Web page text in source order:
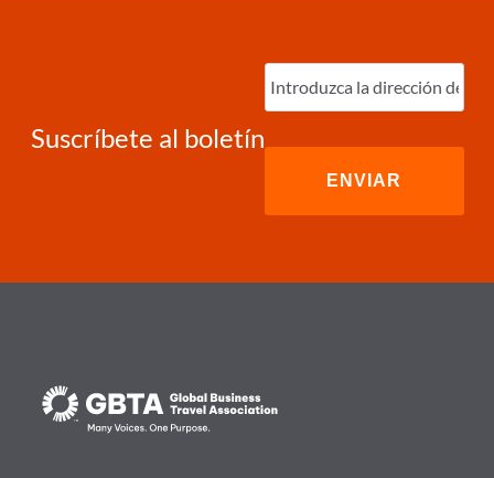
Suscríbete al boletín
Ingrese
correo
electrónico